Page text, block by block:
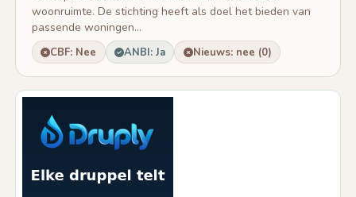
woonruimte. De stichting heeft als doel het bieden van
passende woningen...
CBF: Nee ANBI: Ja Nieuws: nee (0)